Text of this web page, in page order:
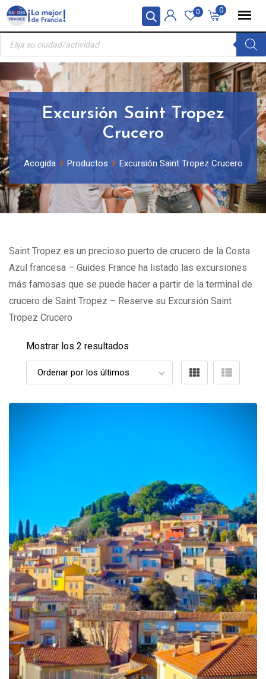
Panel de gestión de cookies
Skip
content
0
0
Búsqueda
productos
Excursión Saint Tropez
Crucero
Acogida Productos Excursión Saint Tropez Crucero
Saint Tropez es un precioso puerto de crucero de la Costa
Azul francesa – Guides France ha listado las excursiones
más famosas que se puede hacer a partir de la terminal de
crucero de Saint Tropez – Reserve su Excursión Saint
Tropez Crucero
Mostrar los 2 resultados